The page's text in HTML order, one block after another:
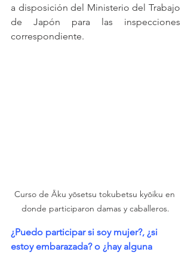
a disposición del Ministerio del Trabajo
de Japón para las inspecciones
correspondiente.
Curso de Āku yōsetsu tokubetsu kyōiku en
donde participaron damas y caballeros.
¿Puedo participar si soy mujer?, ¿si
estoy embarazada? o ¿hay alguna